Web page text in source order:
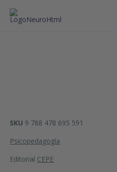
SKU 9 788 478 695 591
Psicopedagogía
Editorial CEPE